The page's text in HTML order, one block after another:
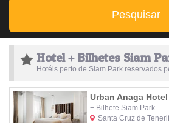
Pesquisar
Hotel + Bilhetes Siam
Hotéis perto de Siam Park reservados
Urban Anaga Hotel
+ Bilhete Siam Park
Santa Cruz de